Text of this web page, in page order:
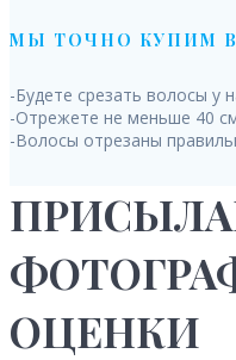
МЫ ТОЧНО КУПИМ
-Будете срезать волосы у
-Отрежете не меньше 40
-Волосы отрезаны
ОЦЕНКИ